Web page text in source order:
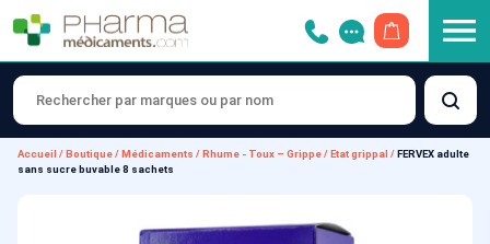
Accueil / Boutique/ Médicaments / Rhume - Toux – Grippe/ Etat grippal / FERVEX adulte
sans sucre buvable 8 sachets